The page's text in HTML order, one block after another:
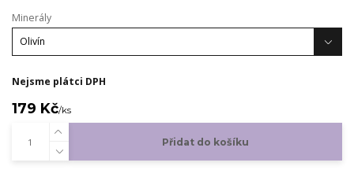
Minerály
Nejsme plátci DPH
179 Kč/ks
Přidat do košíku